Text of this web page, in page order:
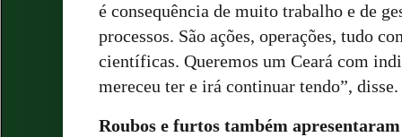
é consequência de muito trabalho e de
processos. São ações, operações, tudo
científicas. Queremos um Ceará com
mereceu ter e irá continuar tendo”, disse.
Roubos e furtos também